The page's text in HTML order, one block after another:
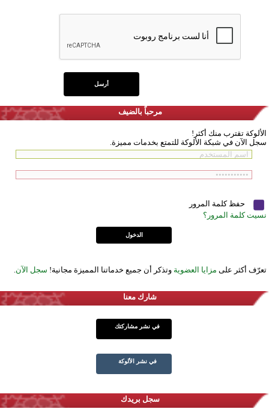
مرحباً بالضيف
الألوكة تقترب منك أكثر!
سجل الآن في شبكة الألوكة للتمتع بخدمات مميزة.
حفظ كلمة المرور
نسيت كلمة المرور؟
تعرّف أكثر على مزايا العضوية وتذكر أن جميع خدماتنا المميزة مجانية! سجل الآن
شارك معنا
في نشر مشاركتك
في نشر الألوكة
سجل بريدك